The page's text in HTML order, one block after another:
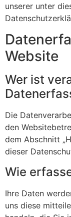
unserer unter
Website
Wer ist
Die
den
dem Abschnitt
dieser
Wie
Ihre Daten
uns diese